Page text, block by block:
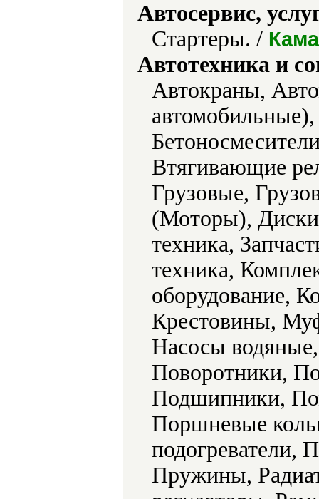
Автосервис,
Стартеры. /
Автотехника и
Автокраны,
Втягивающие
Грузовые,
(Моторы), Диски
техника,
техника,
оборудование,
Крестовины,
Насосы
Поворотники,
Подшипники,
Поршневые
подогреватели,
Пружины,